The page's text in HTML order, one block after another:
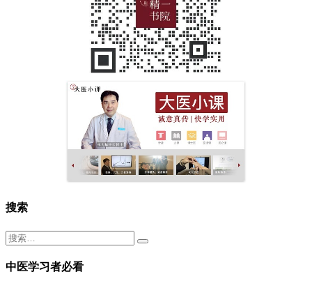
搜索
中医学习者必看